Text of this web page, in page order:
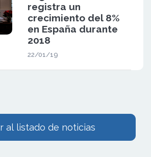
registra un
crecimiento del 8%
en España durante
2018
22/01/19
al listado de noticias